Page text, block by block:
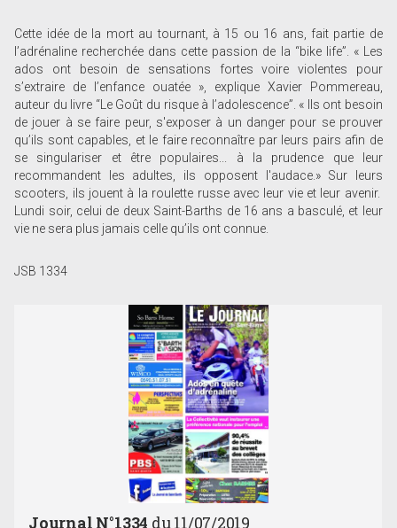
Cette idée de la mort au tournant, à 15 ou 16 ans, fait partie de
l’adrénaline recherchée dans cette passion de la “bike life”. « Les
ados ont besoin de sensations fortes voire violentes pour
s’extraire de l’enfance ouatée », explique Xavier Pommereau,
auteur du livre “Le Goût du risque à l’adolescence”. « Ils ont besoin
de jouer à se faire peur, s'exposer à un danger pour se prouver
qu’ils sont capables, et le faire reconnaître par leurs pairs afin de
se singulariser et être populaires... à la prudence que leur
recommandent les adultes, ils opposent l'audace.» Sur leurs
scooters, ils jouent à la roulette russe avec leur vie et leur avenir.
Lundi soir, celui de deux Saint-Barths de 16 ans a basculé, et leur
vie ne sera plus jamais celle qu’ils ont connue.
JSB 1334
Journal N°1334 du 11/07/2019